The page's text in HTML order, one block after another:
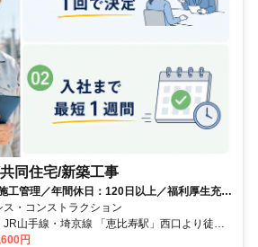
同住宅/新築工事
工管理／年間休日：120日以上／福利厚生充実
・コンストラクション
「恵比寿駅」1番出口より徒歩6分 ーーー
円